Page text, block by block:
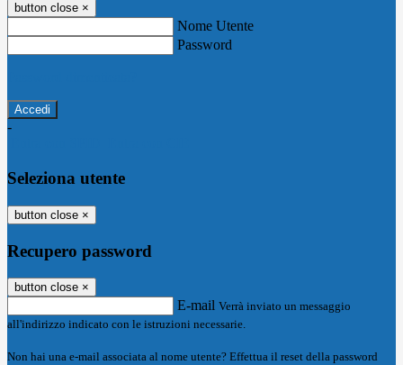
button close ×
Nome Utente
Password
-
Seleziona utente
button close ×
Recupero password
button close ×
E-mail Verrà inviato un messaggio
all'indirizzo indicato con le istruzioni necessarie.
Non hai una e-mail associata al nome utente? Effettua il reset della password